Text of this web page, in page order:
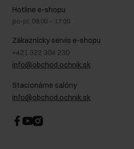
Bezpečné nakupovanie
Blog
Najčastejšie kladené otázky (FAQ)
GDPR - Zásady ochrany osobných
Právne informácie
Hotline e-shopu
po-pi: 09:00 – 17:00
Zákaznícky servis e-shopu
+421 322 304 230
info@obchod.ochnik.sk
Stacionárne salóny
info@obchod.ochnik.sk